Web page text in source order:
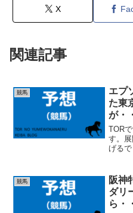
X
関連記事
競馬
エプ
た東
が・
TOR
す。
げる
限り
の馬
競馬
阪神
ダリ
ら・